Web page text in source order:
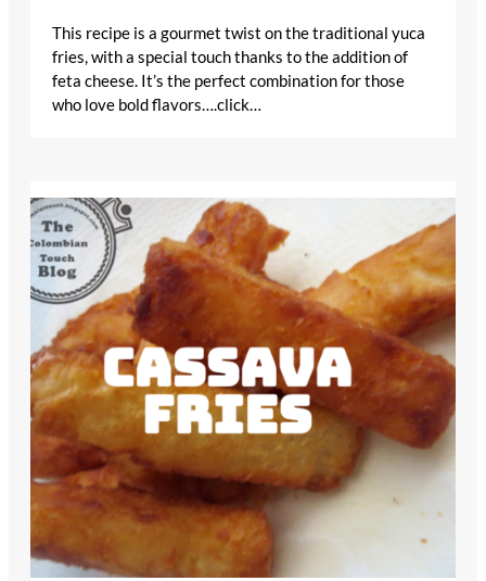
This recipe is a gourmet twist on the traditional yuca
fries, with a special touch thanks to the addition of
feta cheese. It’s the perfect combination for those
who love bold flavors….click…